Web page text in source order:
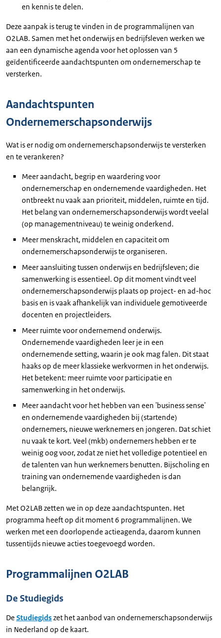
en kennis te delen.
Deze aanpak is terug te vinden in de programmalijnen van
O2LAB. Samen met het onderwijs en bedrijfsleven werken we
aan een dynamische agenda voor het oplossen van 5
geïdentificeerde aandachtspunten om ondernemerschap te
versterken.
Aandachtspunten
Ondernemerschapsonderwijs
Wat is er nodig om ondernemerschapsonderwijs te versterken
en te verankeren?
Meer aandacht, begrip en waardering voor
ondernemerschap en ondernemende vaardigheden. Het
ontbreekt nu vaak aan prioriteit, middelen, ruimte en tijd.
Het belang van ondernemerschapsonderwijs wordt veelal
(op managementniveau) te weinig onderkend.
Meer menskracht, middelen en capaciteit om
ondernemerschapsonderwijs te organiseren.
Meer aansluiting tussen onderwijs en bedrijfsleven; die
samenwerking is essentieel. Op dit moment vindt veel
ondernemerschapsonderwijs plaats op project- en ad-hoc
basis en is vaak afhankelijk van individuele gemotiveerde
docenten en projectleiders.
Meer ruimte voor ondernemend onderwijs.
Ondernemende vaardigheden leer je in een
ondernemende setting, waarin je ook mag falen. Dit staat
haaks op de meer klassieke werkvormen in het onderwijs.
Het betekent: meer ruimte voor participatie en
samenwerking in het onderwijs.
Meer aandacht voor het hebben van een 'business sense'
en ondernemende vaardigheden bij (startende)
ondernemers, nieuwe werknemers en jongeren. Dat schiet
nu vaak te kort. Veel (mkb) ondernemers hebben er te
weinig oog voor, zodat ze niet het volledige potentieel en
de talenten van hun werknemers benutten. Bijscholing en
training van ondernemende vaardigheden is dan
belangrijk.
Met O2LAB zetten we in op deze aandachtspunten. Het
programma heeft op dit moment 6 programmalijnen. We
werken met een doorlopende actieagenda, daarom kunnen
tussentijds nieuwe acties toegevoegd worden.
Programmalijnen O2LAB
De Studiegids
De Studiegidszet het aanbod van ondernemerschapsonderwijs
in Nederland op de kaart.